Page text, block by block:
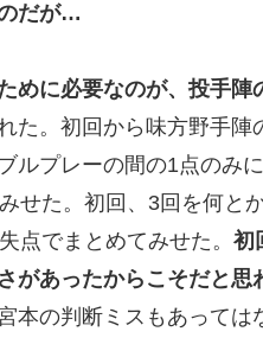
だが…
めに必要なのが、投手陣
た。初回から味方野手
ルプレーの間の1点のみ
せた。初回、3回を何と
点でまとめてみせた。 初
があったからこそだと思
本の判断ミスもあって